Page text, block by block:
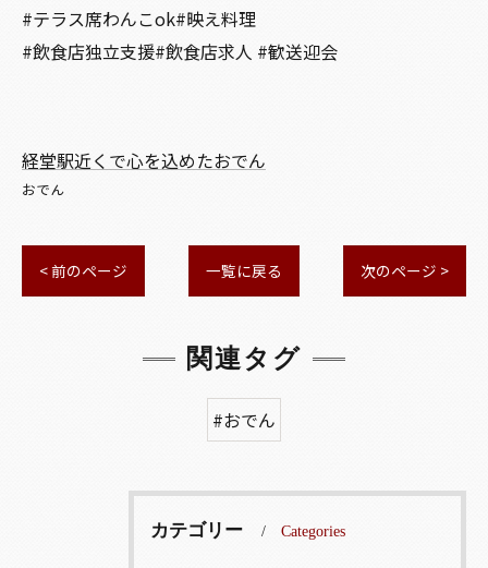
#テラス席わんこok#映え料理
#飲食店独立支援#飲食店求人 #歓送迎会
経堂駅近くで心を込めたおでん
おでん
< 前のページ 一覧に戻る 次のページ >
関連タグ
#おでん
カテゴリー Categories